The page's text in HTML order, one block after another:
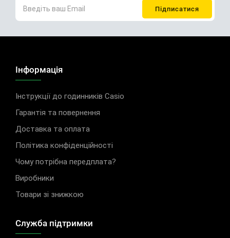
Інформація
Інструкції до годинників Casio
Гарантія та повернення
Доставка та оплата
Політика конфіденційності
Чому потрібна передплата?
Виробники
Товари зі знижкою
Служба підтримки